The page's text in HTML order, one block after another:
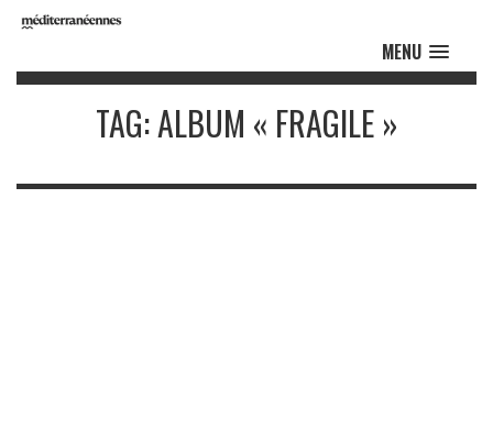
MENU
TAG: ALBUM « FRAGILE »